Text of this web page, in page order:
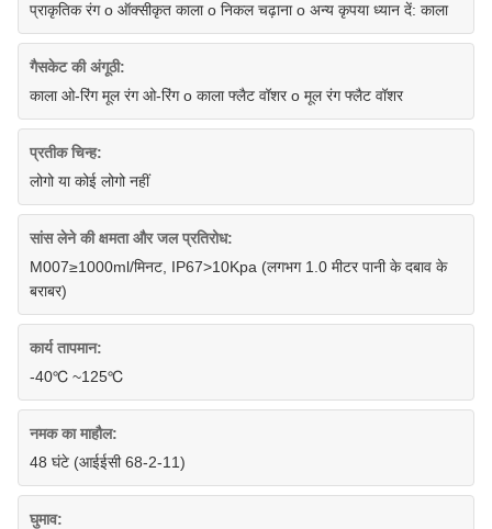
प्राकृतिक रंग o ऑक्सीकृत काला o निकल चढ़ाना o अन्य कृपया ध्यान दें: काला
गैसकेट की अंगूठी:
काला ओ-रिंग मूल रंग ओ-रिंग o काला फ्लैट वॉशर o मूल रंग फ्लैट वॉशर
प्रतीक चिन्ह:
लोगो या कोई लोगो नहीं
सांस लेने की क्षमता और जल प्रतिरोध:
M007≥1000ml/मिनट, IP67>10Kpa (लगभग 1.0 मीटर पानी के दबाव के
बराबर)
कार्य तापमान:
-40℃ ~125℃
नमक का माहौल:
48 घंटे (आईईसी 68-2-11)
घुमाव: